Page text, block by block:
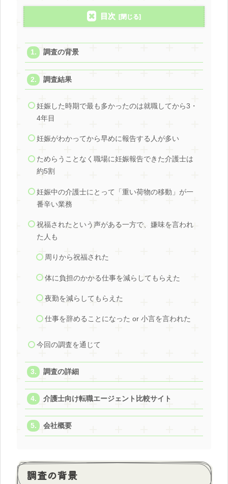
目次
調査の背景
調査結果
妊娠した時期で最も多かったのは就職してから3・
4年目
妊娠がわかってから早めに報告する人が多い
ためらうことなく職場に妊娠報告できた介護士は
約5割
妊娠中の介護士にとって「重い荷物の移動」が一
番辛い業務
祝福されたという声がある一方で、嫌味を言われ
た人も
周りから祝福された
体に負担のかかる仕事を減らしてもらえた
夜勤を減らしてもらえた
仕事を辞めることになった or 小言を言われた
今回の調査を通じて
調査の詳細
介護士向け転職エージェント比較サイト
会社概要
調査の背景